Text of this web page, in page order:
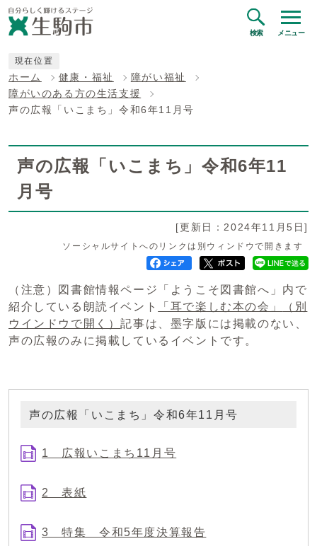
検索 メニュー
現在位置
ホーム 健康・福祉
障がい福祉
障がいのある方の生活支援
声の広報「いこまち」令和6年11月号
声の広報「いこまち」令和6年11
月号
[更新日：2024年11月5日]
ソーシャルサイトへのリンクは別ウィンドウで開きます
（注意）図書館情報ページ「ようこそ図書館へ」内で
紹介している朗読イベント
「耳で楽しむ本の会」
（別
ウインドウで開く）記事は、墨字版には掲載のない、
声の広報のみに掲載しているイベントです。
声の広報「いこまち」令和6年11月号
1 広報いこまち11月号
2 表紙
3 特集 令和5年度決算報告